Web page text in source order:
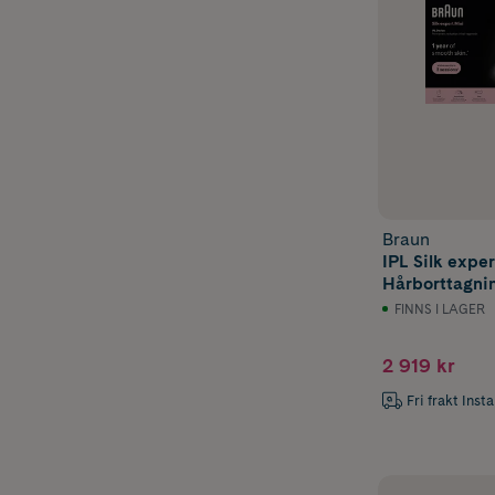
Braun
IPL Silk
PL1100
FINNS I LAGER
2 919 kr
Fri frakt